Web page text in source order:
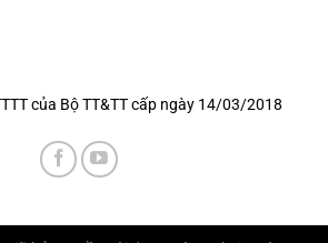
của Bộ TT&TT cấp ngày 14/03/2018